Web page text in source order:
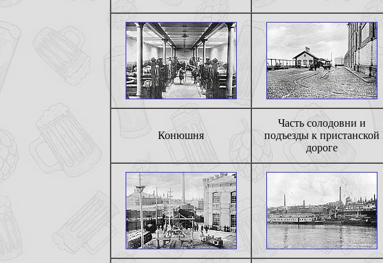
Конюшня
Часть солодовни и
подъезды к пристанской
дороге